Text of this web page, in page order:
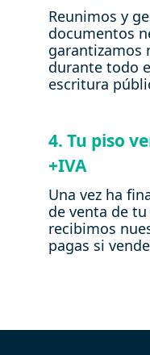
Reunimos y
documentos
garantizamos
durante todo
escritura
4. Tu piso
+IVA
Una vez ha
de venta de
recibimos
pagas si